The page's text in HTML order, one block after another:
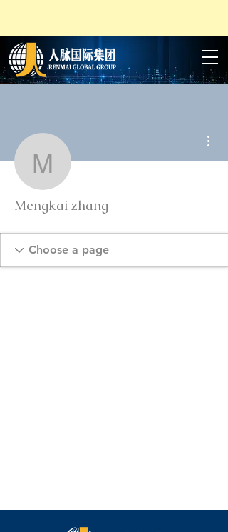
Mengkai zhang
Mengkai zhang